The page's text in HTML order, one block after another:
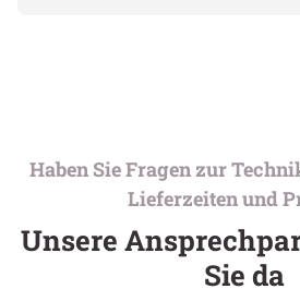
Haben Sie Fragen zur
Lieferzeiten und
Unsere
Sie da